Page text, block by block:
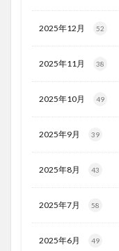
2025年12月 52
2025年11月 38
2025年10月 49
2025年9月 39
2025年8月 43
2025年7月 58
2025年6月 49